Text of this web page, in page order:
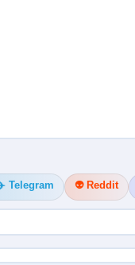
Telegram 👽 Reddit